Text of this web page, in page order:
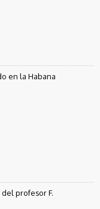
en la Habana
profesor F.